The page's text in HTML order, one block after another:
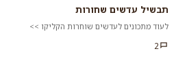
תבשיל עדשים שחורות
לעוד מתכונים לעדשים שוחרות הקליקו >>
2